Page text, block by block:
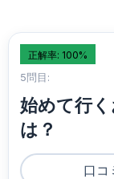
正解率: 100%
5問目:
始めて行
は？
口コ